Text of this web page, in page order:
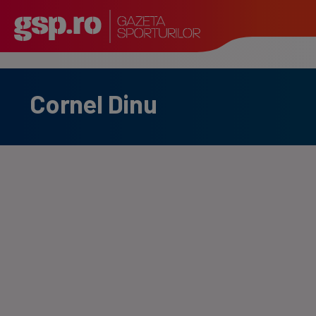
Cornel Dinu